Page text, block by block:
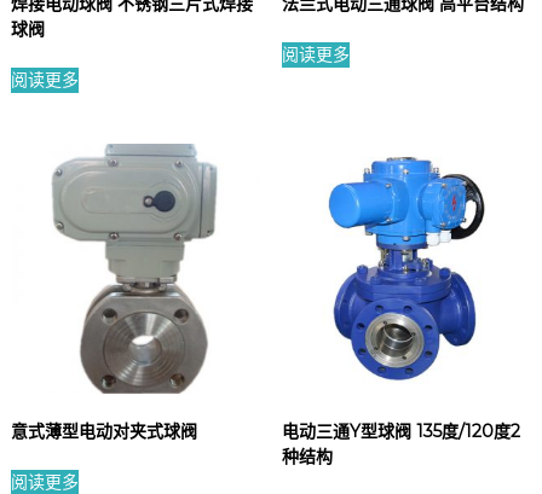
球阀
阅读更多
阅读更多
意式薄型电动对夹式球阀
阅读更多
电动三通Y型球阀 135度/120度2
种结构